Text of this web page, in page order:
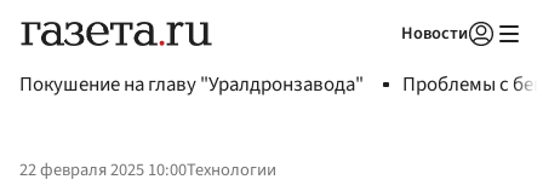
Новости
Покушение на главу "Уралдронзавода" Проблемы с
22 февраля 2025 10:00Технологии